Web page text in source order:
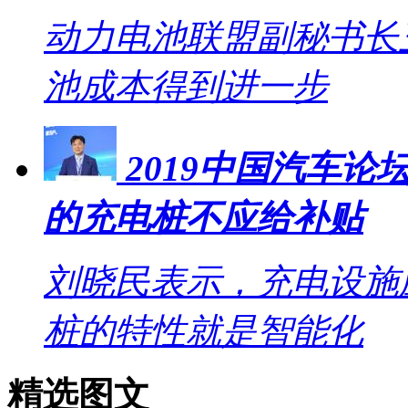
动力电池联盟副秘书
池成本得到进一步
2019中国汽车论
的充电桩不应给补贴
刘晓民表示，充电设
桩的特性就是智能化
精选图文